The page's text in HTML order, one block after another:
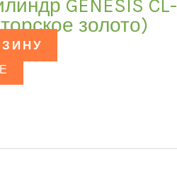
GENESIS CL-
золото)